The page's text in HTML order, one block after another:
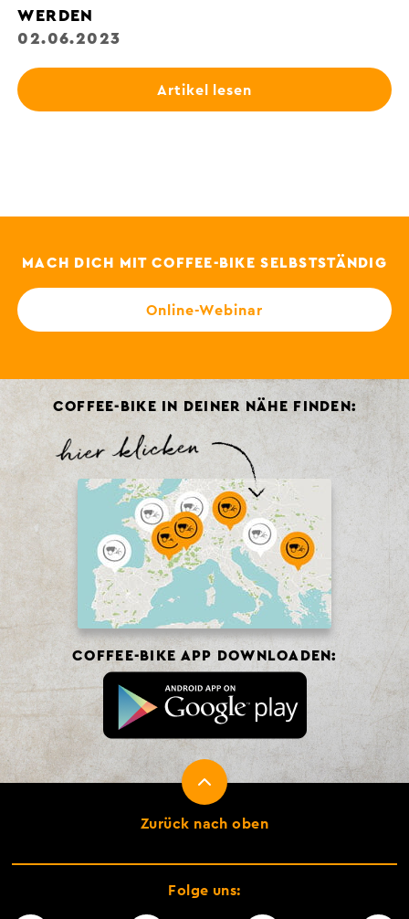
WERDEN
02.06.2023
Artikel lesen
MACH DICH MIT COFFEE-BIKE SELBSTSTÄNDIG
Online-Webinar
Zurück nach oben
COFFEE-BIKE IN DEINER NÄHE FINDEN:
COFFEE-BIKE APP DOWNLOADEN:
Folge uns: